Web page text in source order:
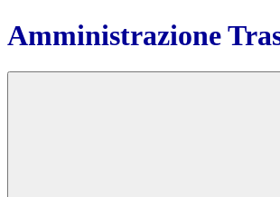
Amministrazione